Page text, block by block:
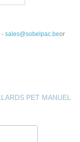
- sales@sobelpac.beor
PET MANUEL